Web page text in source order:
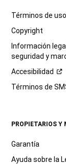
Términos de uso
Copyright
Información
seguridad y
Accesibilidad
Términos de
PROPIETARIOS Y
Garantía
Ayuda sobre la